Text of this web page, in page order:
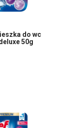
do wc
50g